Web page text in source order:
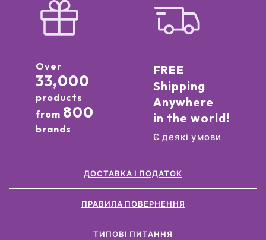
Over
33,000
products
from 800
brands
FREE
Shipping
Anywhere
in the world!
Є деякі умови
ДОСТАВКА І ПОДАТОК
ПРАВИЛА ПОВЕРНЕННЯ
ТИПОВІ ПИТАННЯ